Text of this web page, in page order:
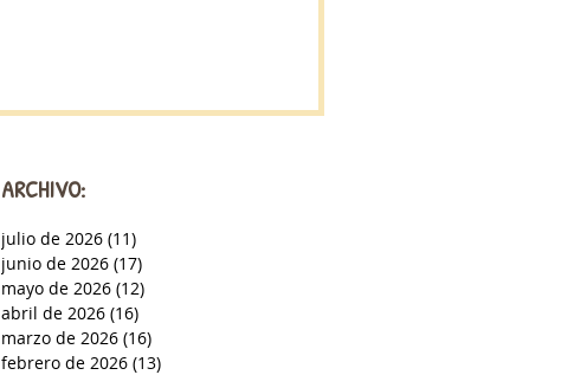
ARCHIVO:
julio de 2026 (11)
junio de 2026 (17)
mayo de 2026 (12)
abril de 2026 (16)
marzo de 2026 (16)
febrero de 2026 (13)